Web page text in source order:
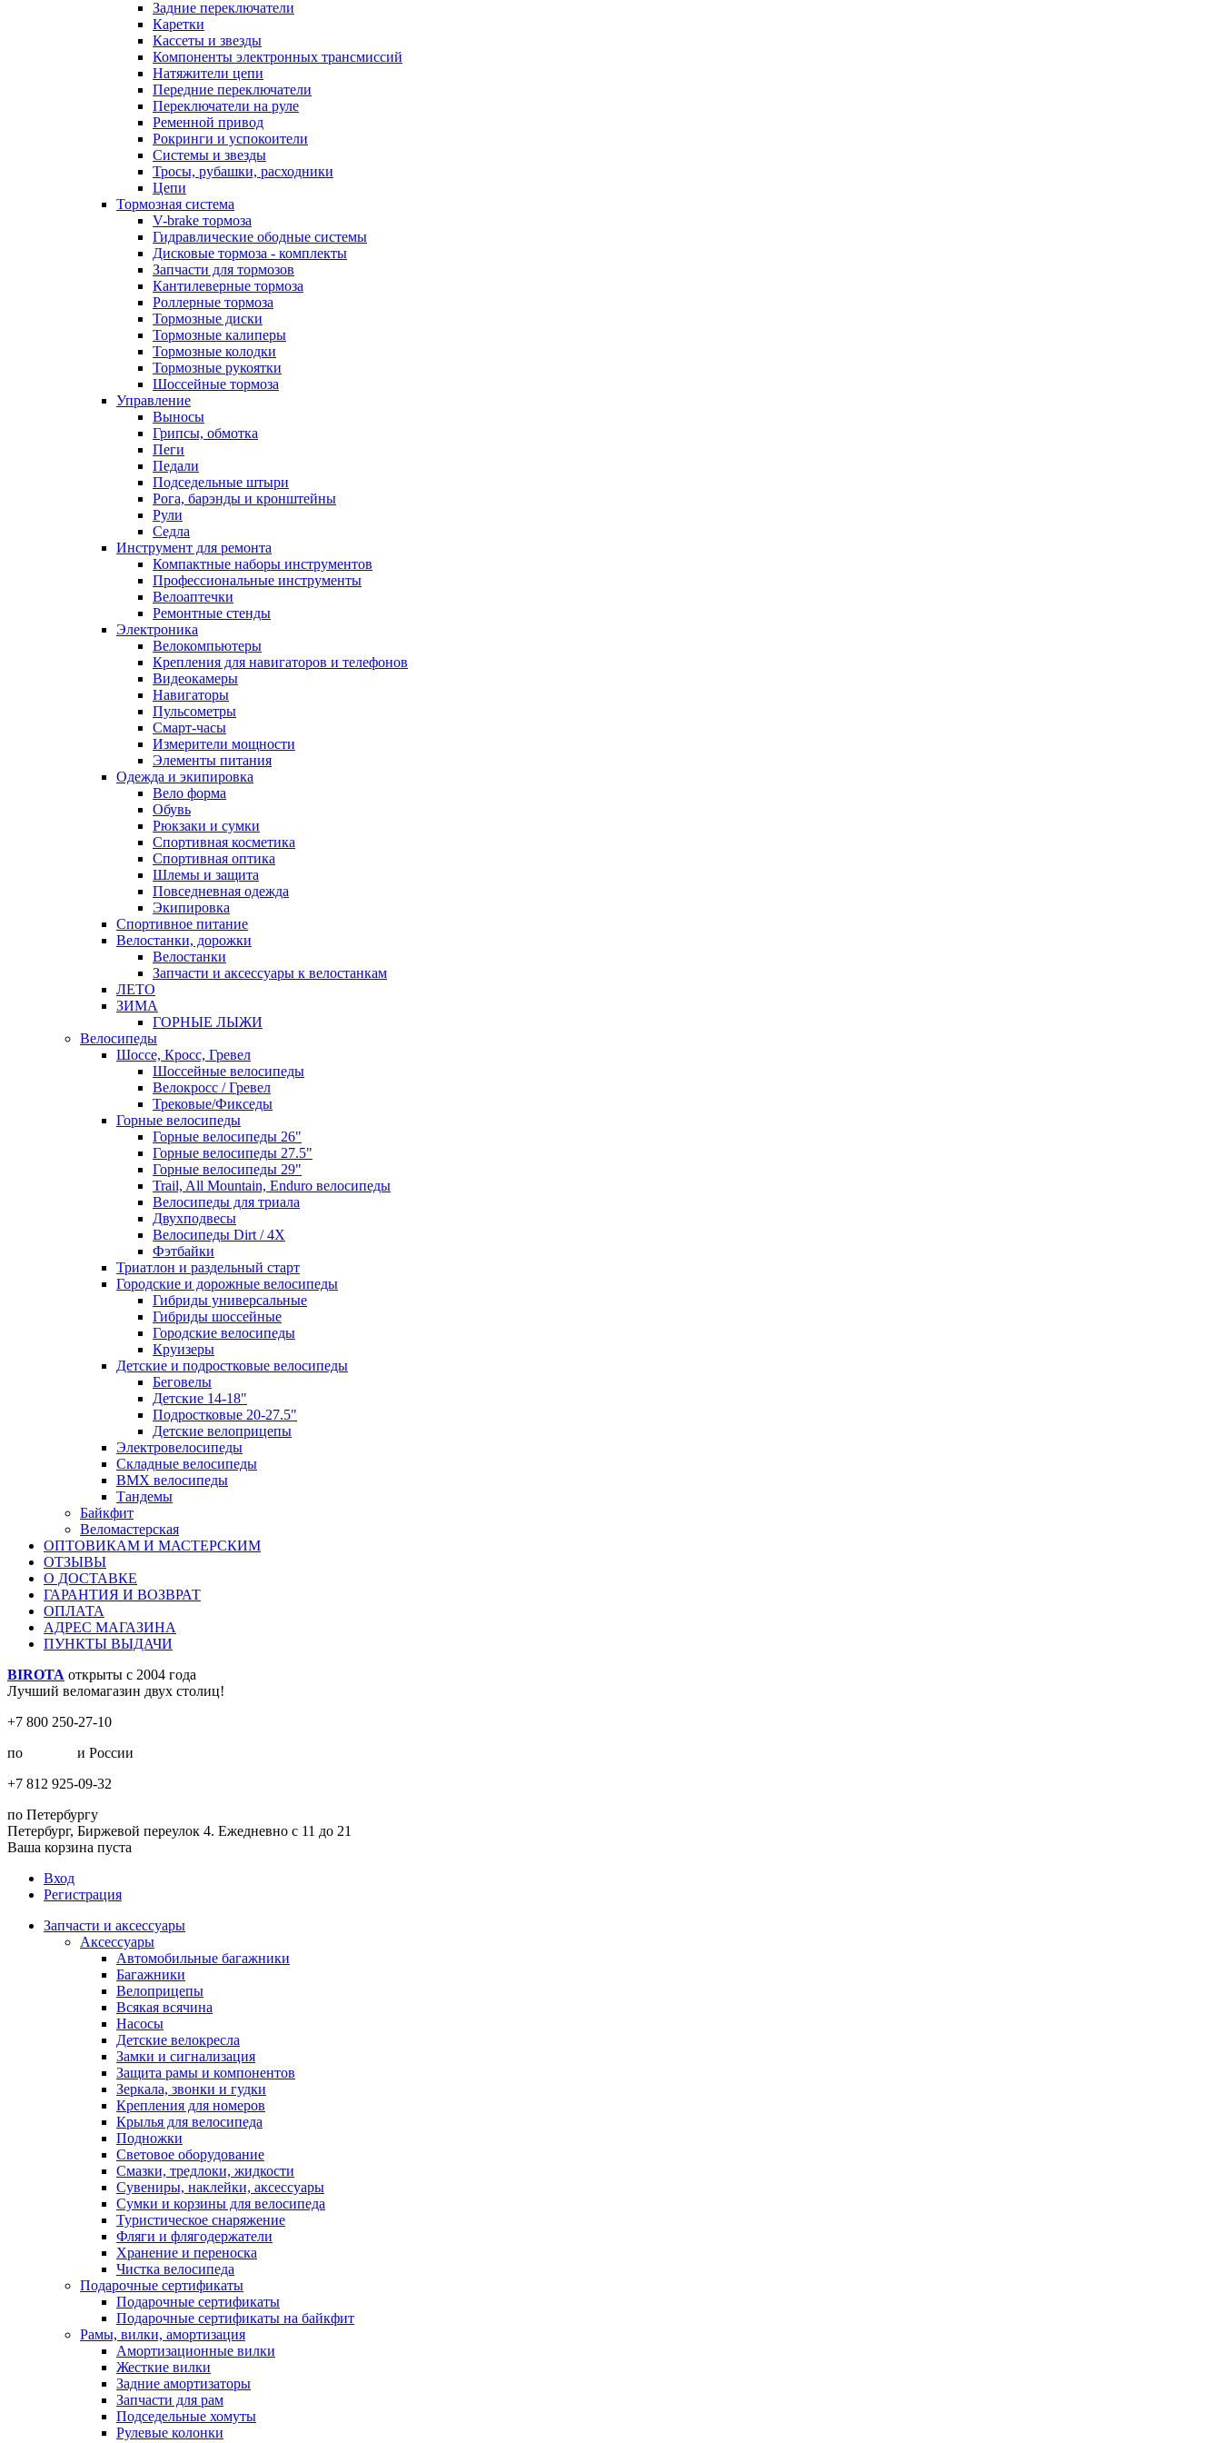
Задние переключатели
Каретки
Кассеты и звезды
Компоненты электронных трансмиссий
Натяжители цепи
Передние переключатели
Переключатели на руле
Ременной привод
Рокринги и успокоители
Системы и звезды
Тросы, рубашки, расходники
Цепи
Тормозная система
V-brake тормоза
Гидравлические ободные системы
Дисковые тормоза - комплекты
Запчасти для тормозов
Кантилеверные тормоза
Роллерные тормоза
Тормозные диски
Тормозные калиперы
Тормозные колодки
Тормозные рукоятки
Шоссейные тормоза
Управление
Выносы
Грипсы, обмотка
Пеги
Педали
Подседельные штыри
Рога, барэнды и кронштейны
Рули
Седла
Инструмент для ремонта
Компактные наборы инструментов
Профессиональные инструменты
Велоаптечки
Ремонтные стенды
Электроника
Велокомпьютеры
Крепления для навигаторов и телефонов
Видеокамеры
Навигаторы
Пульсометры
Смарт-часы
Измерители мощности
Элементы питания
Одежда и экипировка
Вело форма
Обувь
Рюкзаки и сумки
Спортивная косметика
Спортивная оптика
Шлемы и защита
Повседневная одежда
Экипировка
Спортивное питание
Велостанки, дорожки
Велостанки
Запчасти и аксессуары к велостанкам
ЛЕТО
ЗИМА
ГОРНЫЕ ЛЫЖИ
Велосипеды
Шоссе, Кросс, Гревел
Шоссейные велосипеды
Велокросс / Гревел
Трековые/Фикседы
Горные велосипеды
Горные велосипеды 26"
Горные велосипеды 27.5"
Горные велосипеды 29"
Trail, All Mountain, Enduro велосипеды
Велосипеды для триала
Двухподвесы
Велосипеды Dirt / 4X
Фэтбайки
Триатлон и раздельный старт
Городские и дорожные велосипеды
Гибриды универсальные
Гибриды шоссейные
Городские велосипеды
Круизеры
Детские и подростковые велосипеды
Беговелы
Детские 14-18"
Подростковые 20-27.5"
Детские велоприцепы
Электровелосипеды
Складные велосипеды
BMX велосипеды
Тандемы
Байкфит
Веломастерская
ОПТОВИКАМ И МАСТЕРСКИМ
ОТЗЫВЫ
О ДОСТАВКЕ
ГАРАНТИЯ И ВОЗВРАТ
ОПЛАТА
АДРЕС МАГАЗИНА
ПУНКТЫ ВЫДАЧИ
BIROTA открыты с 2004 года
Лучший веломагазин двух столиц!
+7 800 250-27-10
по
и России
+7 812 925-09-32
по Петербургу
Петербург, Биржевой переулок 4. Ежедневно с 11 до 21
Ваша корзина пуста
Вход
Регистрация
Запчасти и аксессуары
Аксессуары
Автомобильные багажники
Багажники
Велоприцепы
Всякая всячина
Насосы
Детские велокресла
Замки и сигнализация
Защита рамы и компонентов
Зеркала, звонки и гудки
Крепления для номеров
Крылья для велосипеда
Подножки
Световое оборудование
Смазки, тредлоки, жидкости
Сувениры, наклейки, аксессуары
Сумки и корзины для велосипеда
Туристическое снаряжение
Фляги и флягодержатели
Хранение и переноска
Чистка велосипеда
Подарочные сертификаты
Подарочные сертификаты
Подарочные сертификаты на байкфит
Рамы, вилки, амортизация
Амортизационные вилки
Жесткие вилки
Задние амортизаторы
Запчасти для рам
Подседельные хомуты
Рулевые колонки